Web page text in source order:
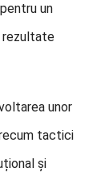
un
rezultate
unor
tactici
și